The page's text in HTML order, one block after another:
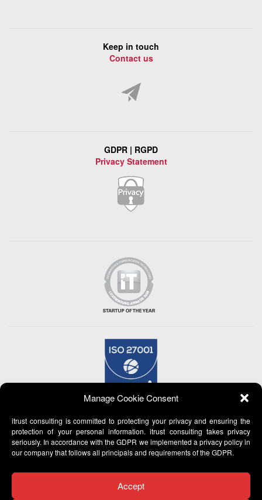
Manage Cookie Consent
itrust consulting is committed to protecting your privacy and ensuring the
protection of your personal information. itrust consulting takes privacy
seriously. In accordance with the GDPR we implemented a privacy policy in
our company that follows all principals and requirements of the GDPR.
Accept
Keep in touch
Contact us
GDPR | RGPD
Privacy Statement